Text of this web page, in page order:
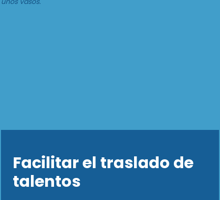
Facilitar el traslado de
talentos